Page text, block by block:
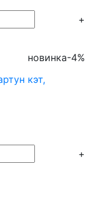
+
новинка-4%
кэт,
+